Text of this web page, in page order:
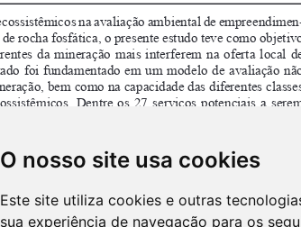
O nosso site usa cookies
Este site utiliza cookies e outras
sua experiência de navegação para os